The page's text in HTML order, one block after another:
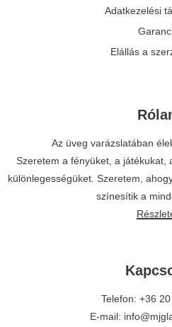
Adatkezelési
Elállás a
Az üveg varázslatában
Szeretem a fényüket, a játékukat,
különlegességüket. Szeretem,
színesítik a
Telefon: +36
E-mail: